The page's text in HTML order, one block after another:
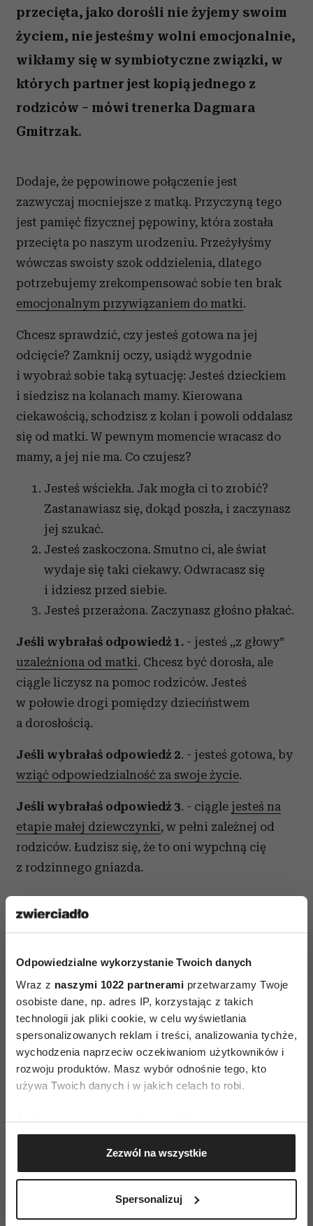
Odpowiedzialne wykorzystanie Twoich danych
Wraz z naszymi 1022 partnerami przetwarzamy Twoje
osobiste dane, np. adres IP, korzystając z takich
technologii jak pliki cookie, w celu wyświetlania
spersonalizowanych reklam i treści, analizowania tychże,
wychodzenia naprzeciw oczekiwaniom użytkowników i
rozwoju produktów. Masz wybór odnośnie tego, kto
używa Twoich danych i w jakich celach to robi.
Jeśli wyrazisz na to zgodę, chcielibyśmy również:
Gromadzić dane dotyczące Twojej lokalizacji
geograficznej z dokładnością nawet do kilku metrów
Identyfikować Twoje urządzenie, aktywnie
(fingerprinting, czyli wirtualny odcisk palca)
Zezwól na wszystkie
Spersonalizuj
przecięta, jako dorośli nie żyjemy swoim
życiem, nie jesteśmy wolni emocjonalnie,
wikłamy się w symbiotyczne związki, w
których partner jest kopią jednego z
rodziców – mówi trenerka Dagmara
Gmitrzak.
Dodaje, że pępowinowe połączenie jest
zazwyczaj mocniejsze z matką. Przyczyną tego
jest pamięć fizycznej pępowiny, która została
przecięta po naszym urodzeniu. Przeżyłyśmy
wówczas swoisty szok oddzielenia, dlatego
potrzebujemy zrekompensować sobie ten brak
emocjonalnym przywiązaniem do matki.
Chcesz sprawdzić, czy jesteś gotowa na jej
odcięcie? Zamknij oczy, usiądź wygodnie
i wyobraź sobie taką sytuację: Jesteś dzieckiem
i siedzisz na kolanach mamy. Kierowana
ciekawością, schodzisz z kolan i powoli oddalasz
się od matki. W pewnym momencie wracasz do
mamy, a jej nie ma. Co czujesz?
Jesteś wściekła. Jak mogła ci to zrobić?
Zastanawiasz się, dokąd poszła, i zaczynasz
jej szukać.
Jesteś zaskoczona. Smutno ci, ale świat
wydaje się taki ciekawy. Odwracasz się
i idziesz przed siebie.
Jesteś przerażona. Zaczynasz głośno płakać.
Jeśli wybrałaś odpowiedź 1. - jesteś ,,z głowy”
uzależniona od matki. Chcesz być dorosła, ale
ciągle liczysz na pomoc rodziców. Jesteś
w połowie drogi pomiędzy dzieciństwem
a dorosłością.
Jeśli wybrałaś odpowiedź 2. - jesteś gotowa, by
wziąć odpowiedzialność za swoje życie.
Jeśli wybrałaś odpowiedź 3. - ciągle jesteś na
etapie małej dziewczynki, w pełni zależnej od
rodziców. Łudzisz się, że to oni wypchną cię
z rodzinnego gniazda.